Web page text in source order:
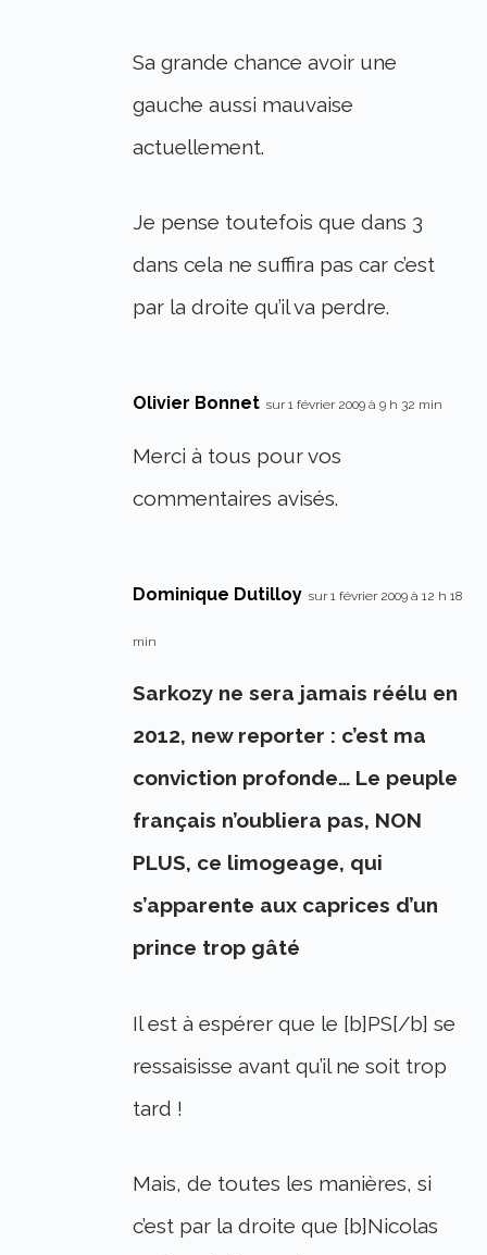
Sa grande chance avoir une
gauche aussi mauvaise
actuellement.
Je pense toutefois que dans 3
dans cela ne suffira pas car c’est
par la droite qu’il va perdre.
Olivier Bonnet sur 1 février 2009 à 9 h 32 min
Merci à tous pour vos
commentaires avisés.
Dominique Dutilloy sur 1 février 2009 à 12 h 18
min
Sarkozy ne sera jamais réélu en
2012, new reporter : c’est ma
conviction profonde… Le peuple
français n’oubliera pas, NON
PLUS, ce limogeage, qui
s’apparente aux caprices d’un
prince trop gâté
Il est à espérer que le [b]PS[/b] se
ressaisisse avant qu’il ne soit trop
tard !
Mais, de toutes les manières, si
c’est par la droite que [b]Nicolas